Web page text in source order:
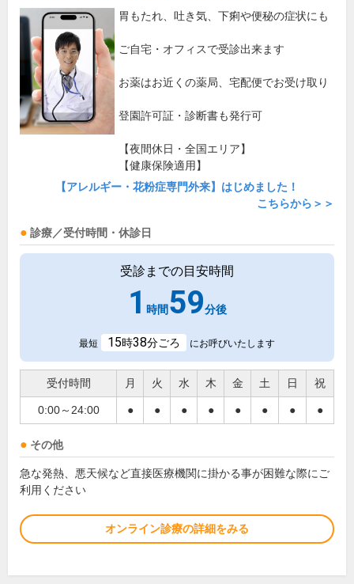
胃もたれ、吐き気、下痢や便秘の症状にも
ご自宅・オフィスで受診出来ます
お薬はお近くの薬局、宅配便でお受け取り
登園許可証・診断書も発行可
【夜間休日・全国エリア】
【健康保険適用】
【アレルギー・花粉症専門外来】はじめました！
こちらから＞＞
診療／受付時間・休診日
受診までの目安時間
1 時間59分後
最短 15時38分ごろ にお呼びいたします
受付時間 月 火 水 木 金 土 日 祝
0:00～24:00 ● ● ● ● ● ● ● ●
その他
急な発熱、悪天候など直接医療機関に掛かる事が困難な際にご
利用ください
オンライン診療の詳細をみる